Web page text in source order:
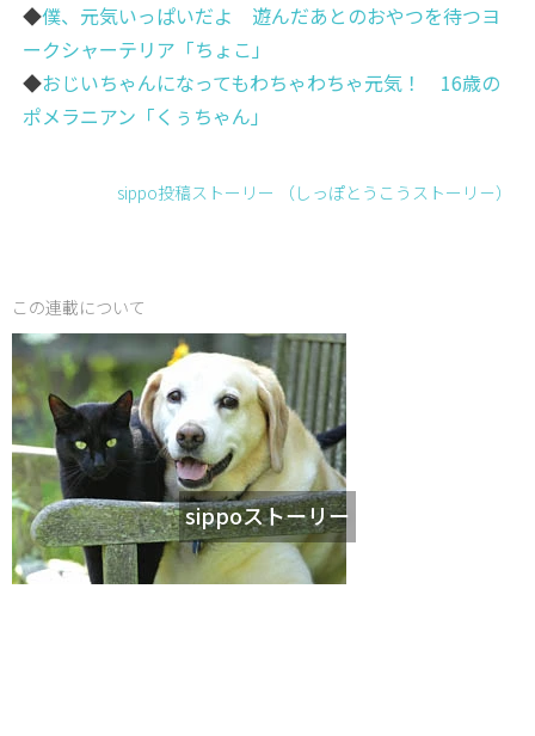
◆僕、元気いっぱいだよ 遊んだあとのおやつを待つヨ
ークシャーテリア「ちょこ」
◆おじいちゃんになってもわちゃわちゃ元気！ 16歳の
ポメラニアン「くぅちゃん」
sippo投稿ストーリー （しっぽとうこうストーリ－）
この連載について
sippoストーリー